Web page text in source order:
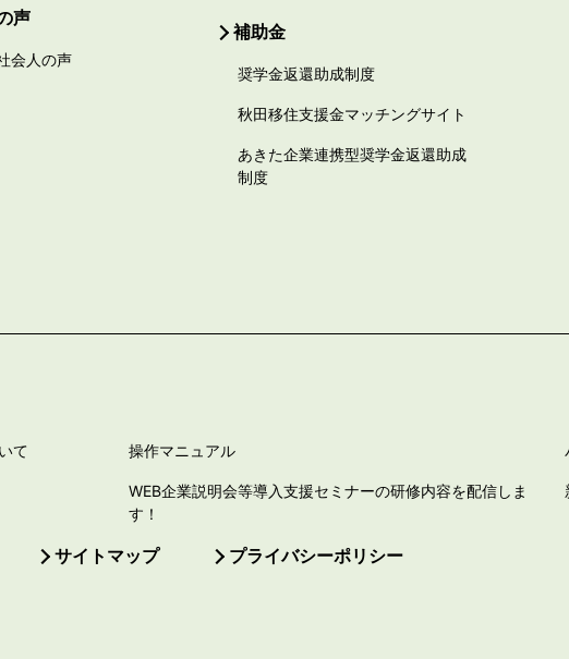
声
会人の声
補助金
奨学金返還助成制度
秋田移住支援金マッチングサイト
あきた企業連携型奨学金返還助成
制度
て 操作マニュアル
WEB企業説明会等導入支援セミナーの研修内容を配信しま
す！
サイトマップ プライバシーポリシー